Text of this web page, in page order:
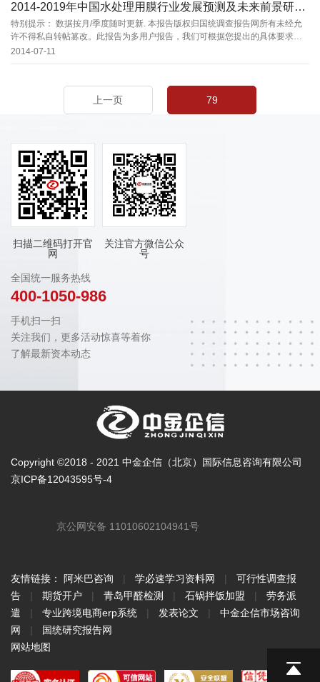
2014-2019年中国水处理用膜行业发展预测及未来前景研究咨询报告
特别提示： 数据按月/季度随时更新. 本报告版权归国统调查报告网所有未经允
许不得私自转帖篡改。此报告为多用户报告，我们可根据您提出的具体要求，
重新修订报告内容，在此目录的基础上更多满足您的需求。（具体目录来电索
取）
2014-07-11
上一页 79
扫描二维码打开官
网
关注官方微信公众
号
全国统一服务热线
400-1050-986
手机扫一扫
关注我们，更多活动惊喜等着你
了解最新资本动态
Copyright ©2018 - 2021 中金企信（北京）国际信息咨询有限公司
京ICP备12043595号-4
京公网安备 11010602104941号
友情链接： 阿米巴咨询 | 学必速学习资料网 |
可行性调查报
告
| 期货开户 | 青岛甲醛检测 | 石锅拌饭加盟 |
劳务派
遣
| 专业跨境电商erp系统 | 发表论文 |
中金企信市场咨询
网
|
国统研究报告网
网站地图